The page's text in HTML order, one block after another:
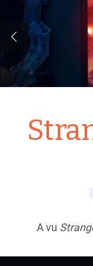
A vu